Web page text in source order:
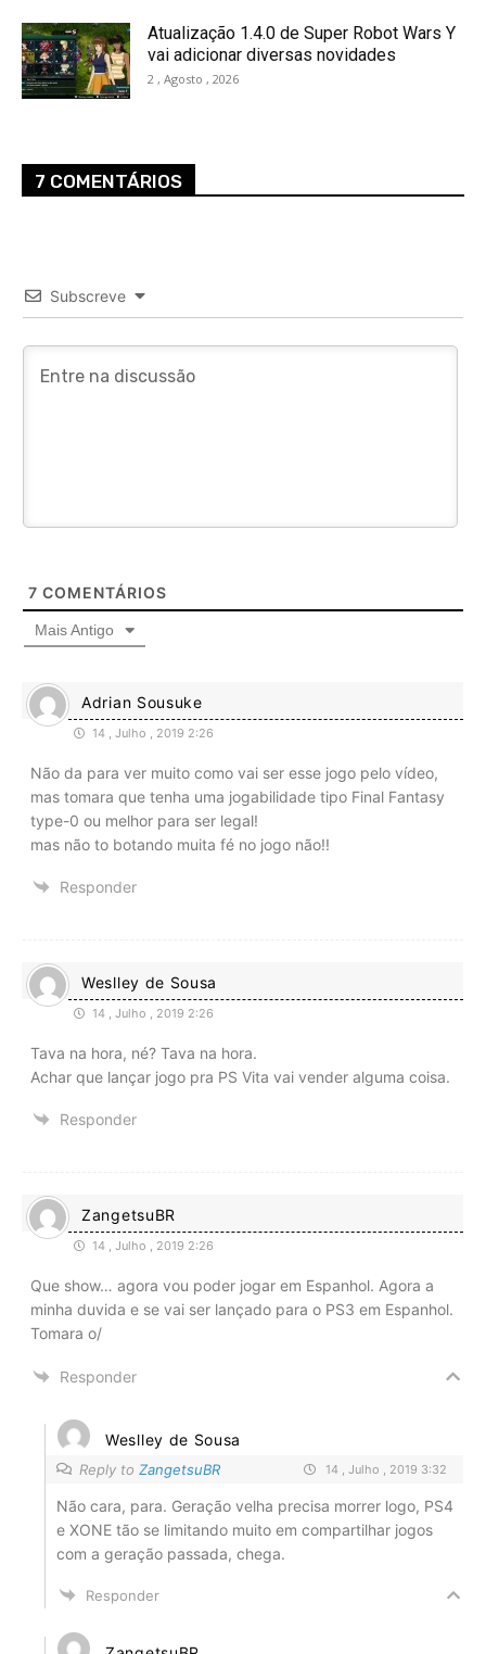
Atualização 1.4.0 de Super Robot Wars Y
vai adicionar diversas novidades
2 , Agosto , 2026
7 COMENTÁRIOS
Subscreve
7 COMENTÁRIOS
Mais Antigo
Adrian Sousuke
14 , Julho , 2019 2:26
Não da para ver muito como vai ser esse jogo pelo vídeo,
mas tomara que tenha uma jogabilidade tipo Final Fantasy
type-0 ou melhor para ser legal!
mas não to botando muita fé no jogo não!!
Responder
Weslley de Sousa
14 , Julho , 2019 2:26
Tava na hora, né? Tava na hora.
Achar que lançar jogo pra PS Vita vai vender alguma coisa.
Responder
ZangetsuBR
14 , Julho , 2019 2:26
Que show… agora vou poder jogar em Espanhol. Agora a
minha duvida e se vai ser lançado para o PS3 em Espanhol.
Tomara o/
Responder
Weslley de Sousa
Reply to ZangetsuBR 14 , Julho , 2019 3:32
Não cara, para. Geração velha precisa morrer logo, PS4
e XONE tão se limitando muito em compartilhar jogos
com a geração passada, chega.
Responder